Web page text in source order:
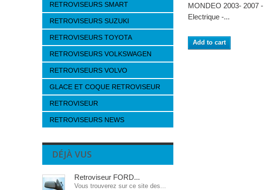
RETROVISEURS SMART
RETROVISEURS SUZUKI
RETROVISEURS TOYOTA
RETROVISEURS VOLKSWAGEN
RETROVISEURS VOLVO
GLACE ET COQUE RETROVISEUR
RETROVISEUR
RETROVISEURS NEWS
DÉJÀ VUS
Retroviseur FORD...
Vous trouverez sur ce site des...
MONDEO 2003- 2007 -
Electrique -...
Add to cart